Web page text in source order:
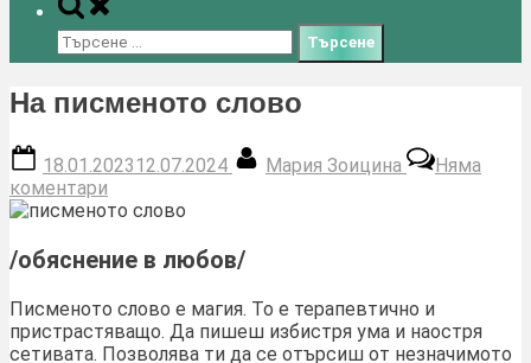
search
form
Търсене
за:
На писменото слово
Posted
on
18.01.202312.07.2024
By
Мария Зоицина
Няма
коментари
На
слово
/обяснение в любов/
Писменото слово е магия. То е терапевтично и
пристрастяващо. Да пишеш избистря ума и наостря
сетивата. Позволява ти да се отърсиш от незначимото